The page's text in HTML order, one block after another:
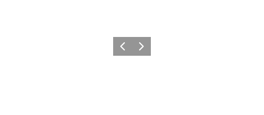
Vorherige Folie
Nächste Folie